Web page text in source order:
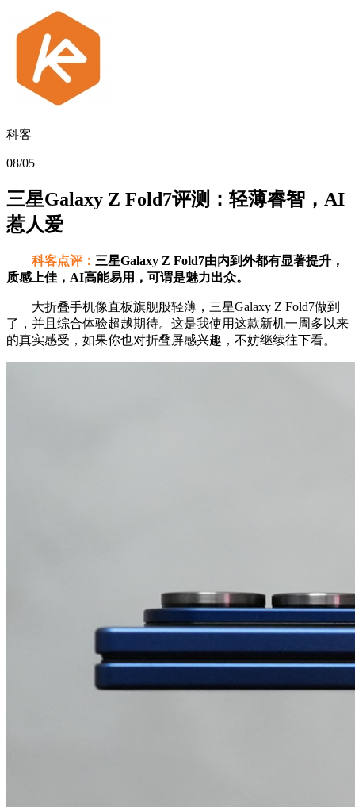
科客
08/05
三星Galaxy Z Fold7评测：轻薄睿智，AI
惹人爱
科客点评： 三星Galaxy Z Fold7由内到外都有显著提升，
质感上佳，AI高能易用，可谓是魅力出众。
大折叠手机像直板旗舰般轻薄，三星Galaxy Z Fold7做到
了，并且综合体验超越期待。这是我使用这款新机一周多以来
的真实感受，如果你也对折叠屏感兴趣，不妨继续往下看。